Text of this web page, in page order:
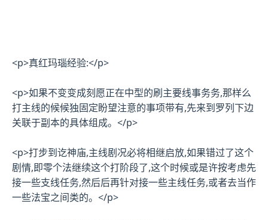
<p>真红玛瑙经验:</p>
<p>如果不变变成刻愿正在中型的刷主要线事务务,那样么
打主线的候候独固定盼望注意的事项带有,先来到罗列下边
关联于副本的具体组成。</p>
<p>打步到讫神庙,主线剧况必将相继启放,如果错过了这个
剧情,即零个法继续这个打阶段了,这个时候或是许按考虑先
接一些支线任务,然后后再针对接一些主线任务,或者去当作
一些法宝之间类的。</p>